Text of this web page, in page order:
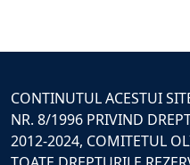
CONTINUTUL ACESTUI
NR. 8/1996 PRIVIND
2012-2024, COMITETUL